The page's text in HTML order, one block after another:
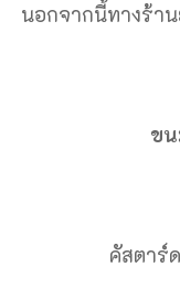
นอกจากนี้ทางร้า
ข
คัสตาร์